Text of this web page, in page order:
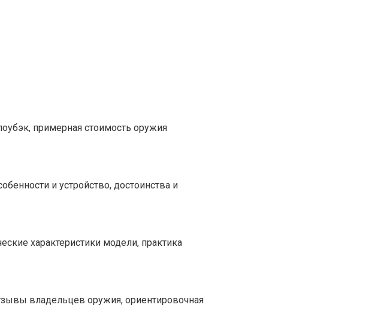
примерная стоимость оружия
и устройство, достоинства и
характеристики модели, практика
владельцев оружия, ориентировочная